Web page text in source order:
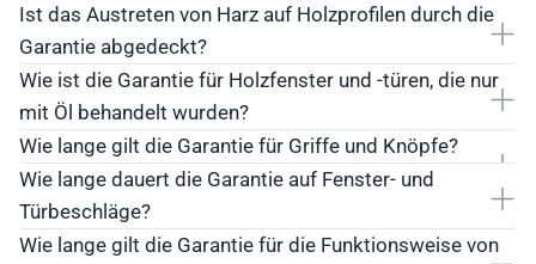
Ist das Austreten von Harz auf Holzprofilen durch die
Garantie abgedeckt?
Wie ist die Garantie für Holzfenster und -türen, die nur
mit Öl behandelt wurden?
Wie lange gilt die Garantie für Griffe und Knöpfe?
Wie lange dauert die Garantie auf Fenster- und
Türbeschläge?
Wie lange gilt die Garantie für die Funktionsweise von